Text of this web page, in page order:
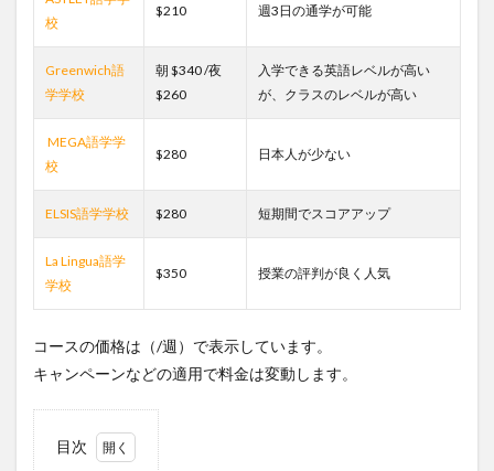
校
$210 週3日の通学が可能
Greenwich語
学学校
朝 $340 /夜
$260
入学できる英語レベルが高い
が、クラスのレベルが高い
MEGA語学学
校
$280 日本人が少ない
ELSIS語学学校 $280 短期間でスコアアップ
La Lingua語学
学校
$350 授業の評判が良く人気
コースの価格は（/週）で表示しています。
キャンペーンなどの適用で料金は変動します。
目次